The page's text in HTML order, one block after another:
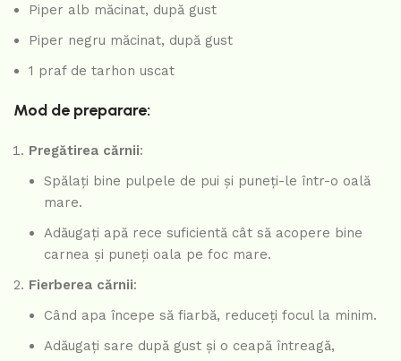
Piper alb măcinat, după gust
Piper negru măcinat, după gust
1 praf de tarhon uscat
Mod de preparare:
Pregătirea cărnii:
Spălați bine pulpele de pui și puneți-le într-o oală
mare.
Adăugați apă rece suficientă cât să acopere bine
carnea și puneți oala pe foc mare.
Fierberea cărnii:
Când apa începe să fiarbă, reduceți focul la minim.
Adăugați sare după gust și o ceapă întreagă,